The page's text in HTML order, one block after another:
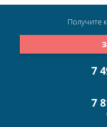
7
7
Получите